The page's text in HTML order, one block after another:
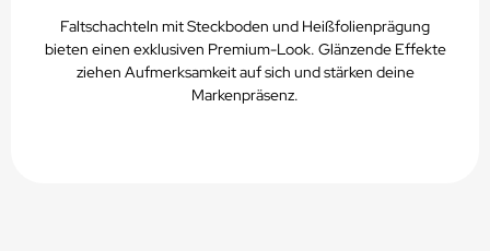
Faltschachteln mit Steckboden und Heißfolienprägung
bieten einen exklusiven Premium-Look. Glänzende Effekte
ziehen Aufmerksamkeit auf sich und stärken deine
Markenpräsenz.